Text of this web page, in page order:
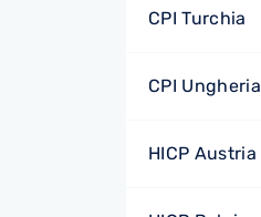
CPI Turchia
CPI Ungheria
HICP Austria